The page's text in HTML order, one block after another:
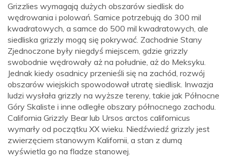
Grizzlies wymagają dużych obszarów siedlisk do
wędrowania i polowań. Samice potrzebują do 300 mil
kwadratowych, a samce do 500 mil kwadratowych, ale
siedliska grizzly mogą się pokrywać. Zachodnie Stany
Zjednoczone były niegdyś miejscem, gdzie grizzly
swobodnie wędrowały aż na południe, aż do Meksyku.
Jednak kiedy osadnicy przenieśli się na zachód, rozwój
obszarów wiejskich spowodował utratę siedlisk. Inwazja
ludzi wysłała grizzly na wyższe tereny, takie jak Północne
Góry Skaliste i inne odległe obszary północnego zachodu.
California Grizzly Bear lub Ursos arctos californicus
wymarły od początku XX wieku. Niedźwiedź grizzly jest
zwierzęciem stanowym Kalifornii, a stan z dumą
wyświetla go na fladze stanowej.